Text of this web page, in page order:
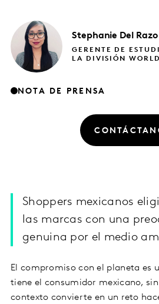
Stephanie Del Razo
GERENTE DE
LA DIVISIÓN
NOTA DE PRENSA
Shoppers mexicanos
las marcas con una
genuina por el medio
El compromiso con el planeta es
tiene el consumidor mexicano,
contexto convierte en un reto